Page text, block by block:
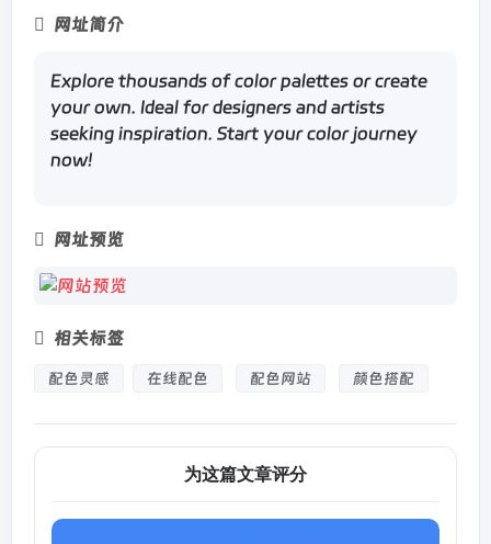
网址简介
Explore thousands of color palettes or create
your own. Ideal for designers and artists
seeking inspiration. Start your color journey
now!
网址预览
相关标签
配色灵感 在线配色 配色网站 颜色搭配
为这篇文章评分